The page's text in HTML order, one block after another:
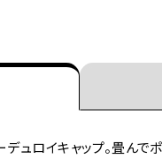
ロイキャップ。畳んで